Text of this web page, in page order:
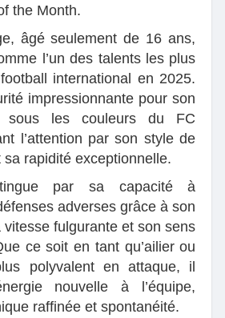
the Month.
âgé seulement de 16 ans,
l’un des talents les plus
international en 2025.
impressionnante pour son
les couleurs du FC
l’attention par son style de
rapidité exceptionnelle.
par sa capacité à
adverses grâce à son
fulgurante et son sens
ce soit en tant qu’ailier ou
polyvalent en attaque, il
nouvelle à l’équipe,
raffinée et spontanéité.